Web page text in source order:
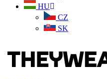
HU
CZ
SK